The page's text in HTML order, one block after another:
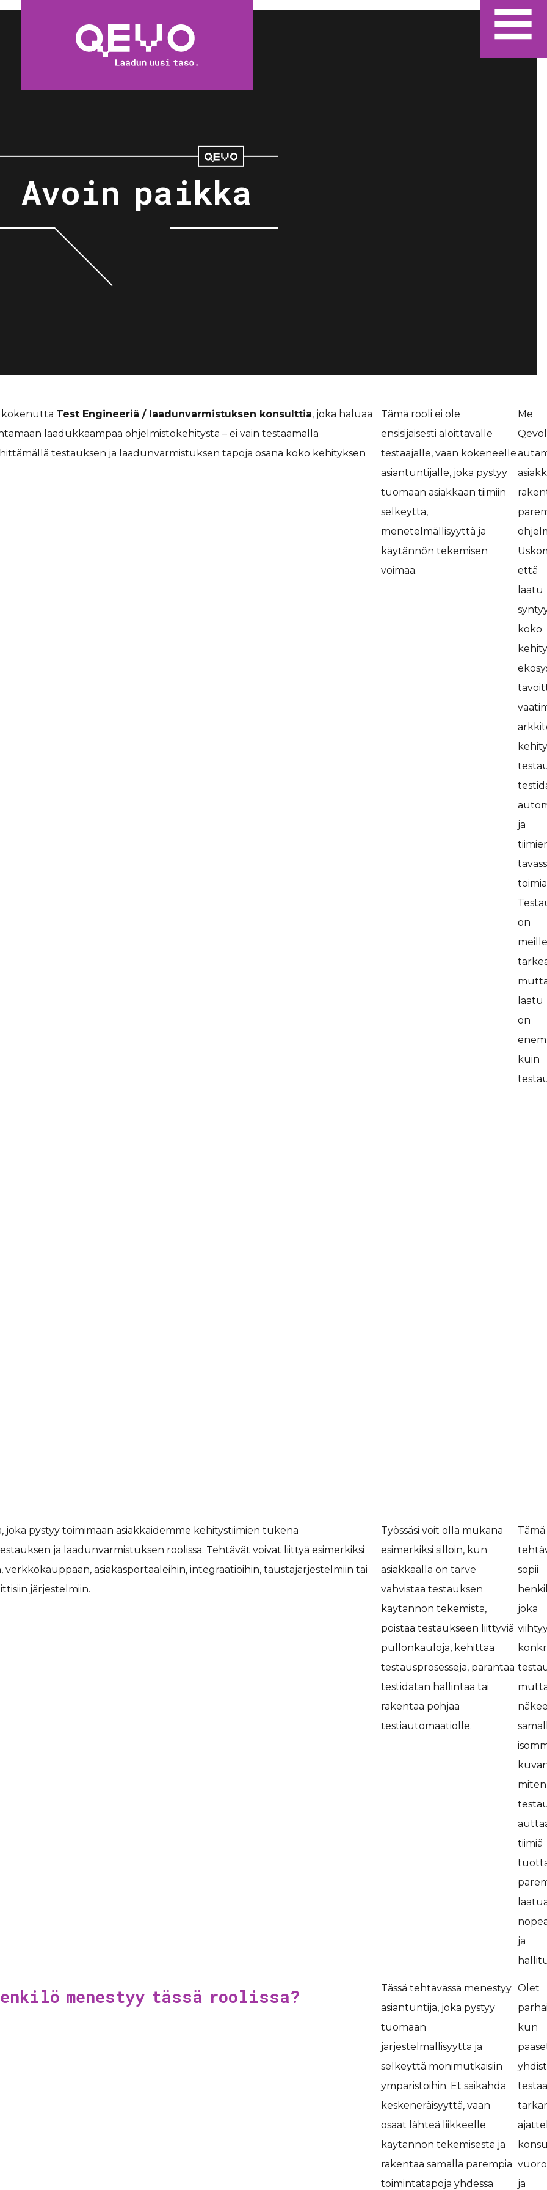
Avoin paikka
kokenutta Test Engineeriä / laadunvarmistuksen konsulttia, joka haluaa
laadukkaampaa ohjelmistokehitystä – ei vain testaamalla
testauksen ja laadunvarmistuksen tapoja osana koko kehityksen
Tämä rooli ei ole
ensisijaisesti aloittavalle
testaajalle, vaan kokeneelle
asiantuntijalle, joka pystyy
tuomaan asiakkaan tiimiin
selkeyttä,
menetelmällisyyttä ja
käytännön tekemisen
voimaa.
Me
että
laatu
koko
ja
on
meille
laatu
on
kuin
joka pystyy toimimaan asiakkaidemme kehitystiimien tukena
ja laadunvarmistuksen roolissa. Tehtävät voivat liittyä esimerkiksi
verkkokauppaan, asiakasportaaleihin, integraatioihin, taustajärjestelmiin tai
järjestelmiin.
Työssäsi voit olla mukana
esimerkiksi silloin, kun
asiakkaalla on tarve
vahvistaa testauksen
käytännön tekemistä,
poistaa testaukseen liittyviä
pullonkauloja, kehittää
testausprosesseja, parantaa
testidatan hallintaa tai
rakentaa pohjaa
testiautomaatiolle.
Tämä
sopii
joka
miten
tiimiä
ja
menestyy tässä roolissa?
Tässä tehtävässä menestyy
asiantuntija, joka pystyy
tuomaan
järjestelmällisyyttä ja
selkeyttä monimutkaisiin
ympäristöihin. Et säikähdä
keskeneräisyyttä, vaan
osaat lähteä liikkeelle
käytännön tekemisestä ja
rakentaa samalla parempia
toimintatapoja yhdessä
Olet
kun
ja